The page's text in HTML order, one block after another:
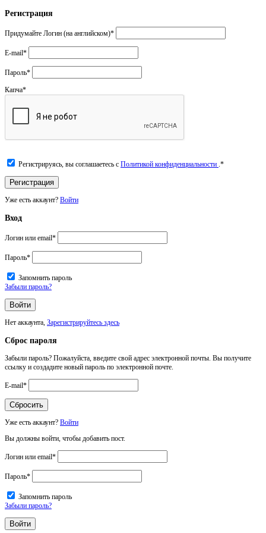
Регистрация
Придумайте Логин (на английском)*
E-mail*
Пароль*
Капча*
Регистрируясь, вы соглашаетесь с Политикой конфиденциальности .*
Уже есть аккаунт? Войти
Вход
Логин или email*
Пароль*
Запомнить пароль
Забыли пароль?
Нет аккаунта, Зарегистрируйтесь здесь
Сброс пароля
Забыли пароль? Пожалуйста, введите свой адрес электронной почты. Вы получите
ссылку и создадите новый пароль по электронной почте.
E-mail*
Уже есть аккаунт? Войти
Вы должны войти, чтобы добавить пост.
Логин или email*
Пароль*
Запомнить пароль
Забыли пароль?